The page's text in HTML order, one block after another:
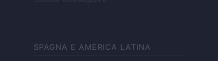
SPAGNA E AMERICA LATINA